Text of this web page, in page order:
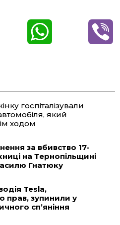
t
A
p
госпіталізували
який
ходом
за вбивство 17-
на Тернопільщині
Гнатюку
Tesla,
прав, зупинили у
сп’яніння